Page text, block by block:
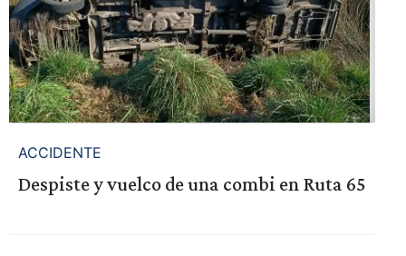
ACCIDENTE
Despiste y vuelco de una combi en Ruta 65